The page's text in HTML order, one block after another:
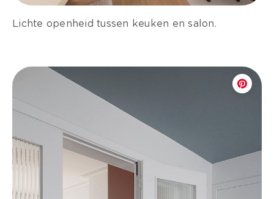
Lichte openheid tussen keuken en salon.